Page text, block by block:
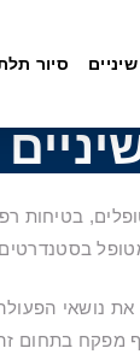
סיור
בטיחות
בסטנדרטים
את נושאי
קיים גוף